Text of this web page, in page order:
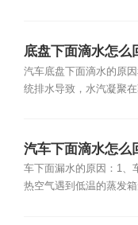
底盘下面滴水怎么
汽车底盘下面滴水的原
统排水导致，水汽凝聚在
汽车下面滴水怎么
车下面漏水的原因：1、
热空气遇到低温的蒸发